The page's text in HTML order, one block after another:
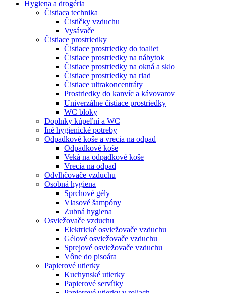
Hygiena a drogéria
Čistiaca technika
Čističky vzduchu
Vysávače
Čistiace prostriedky
Čistiace prostriedky do toaliet
Čistiace prostriedky na nábytok
Čistiace prostriedky na okná a sklo
Čistiace prostriedky na riad
Čistiace ultrakoncentráty
Prostriedky do kanvíc a kávovarov
Univerzálne čistiace prostriedky
WC bloky
Doplnky kúpeľní a WC
Iné hygienické potreby
Odpadkové koše a vrecia na odpad
Odpadkové koše
Veká na odpadkové koše
Vrecia na odpad
Odvlhčovače vzduchu
Osobná hygiena
Sprchové gély
Vlasové šampóny
Zubná hygiena
Osviežovače vzduchu
Elektrické osviežovače vzduchu
Gélové osviežovače vzduchu
Sprejové osviežovače vzduchu
Vône do pisoára
Papierové utierky
Kuchynské utierky
Papierové servítky